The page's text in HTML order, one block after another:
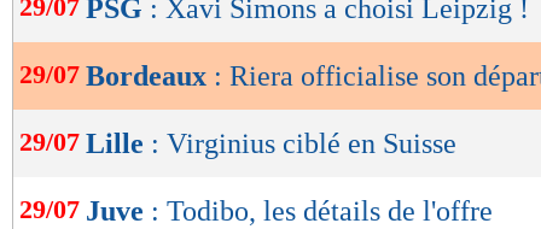
de
OK
29/07 PSG : Xavi Simons a choisi Leipzig !
29/07 Bordeaux : Riera officialise son
29/07 Lille : Virginius ciblé en Suisse
29/07 Juve : Todibo, les détails de l'offre